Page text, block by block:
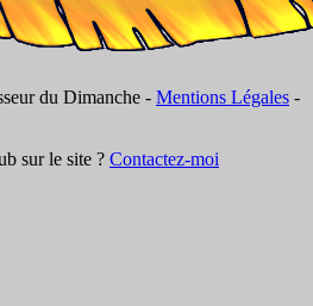
du Dimanche - Mentions Légales -
sur le site ? Contactez-moi